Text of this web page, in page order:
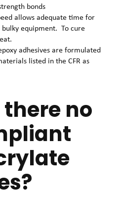
bonds
allows adequate time for
equipment. To cure
adhesives are formulated
listed in the CFR as
no